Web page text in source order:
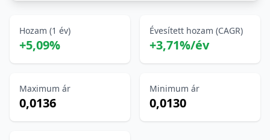
Hozam (1 év)
+5,09%
Évesített hozam (CAGR)
+3,71%/év
Maximum ár
0,0136
Minimum ár
0,0130